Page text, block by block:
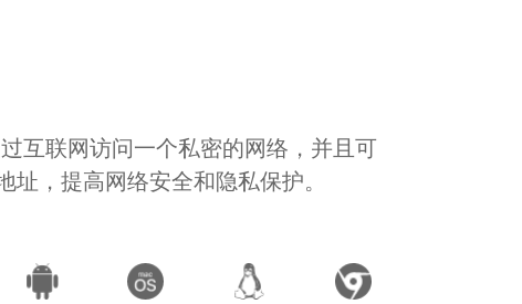
互联网访问一个私密的网络，并且可
址，提高网络安全和隐私保护。